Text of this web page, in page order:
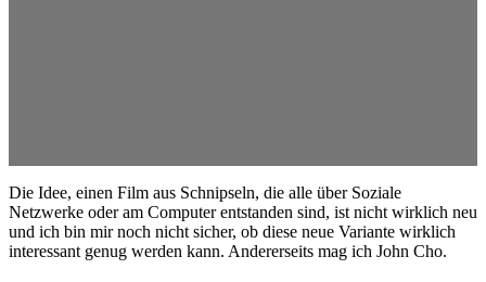
Die Idee, einen Film aus Schnipseln, die alle über Soziale
Netzwerke oder am Computer entstanden sind, ist nicht wirklich neu
und ich bin mir noch nicht sicher, ob diese neue Variante wirklich
interessant genug werden kann. Andererseits mag ich John Cho.